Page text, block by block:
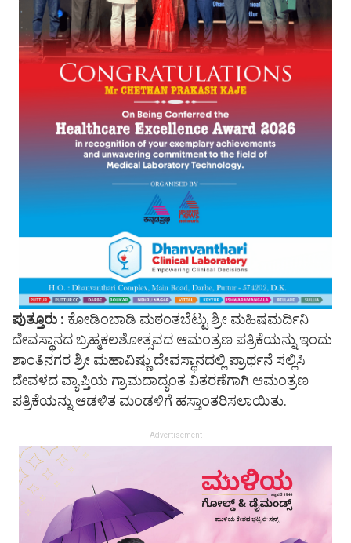
ಪುತ್ತೂರು : ಕೋಡಿಂಬಾಡಿ ಮಠಂತಬೆಟ್ಟು ಶ್ರೀ ಮಹಿಷಮರ್ದಿನಿ
ದೇವಸ್ಥಾನದ ಬ್ರಹ್ಮಕಲಶೋತ್ಸವದ ಆಮಂತ್ರಣ ಪತ್ರಿಕೆಯನ್ನು ಇಂದು
ಶಾಂತಿನಗರ ಶ್ರೀ ಮಹಾವಿಷ್ಣು ದೇವಸ್ಥಾನದಲ್ಲಿ ಪ್ರಾರ್ಥನೆ ಸಲ್ಲಿಸಿ
ದೇವಳದ ವ್ಯಾಪ್ತಿಯ ಗ್ರಾಮದಾದ್ಯಂತ ವಿತರಣೆಗಾಗಿ ಆಮಂತ್ರಣ
ಪತ್ರಿಕೆಯನ್ನು ಆಡಳಿತ ಮಂಡಳಿಗೆ ಹಸ್ತಾಂತರಿಸಲಾಯಿತು.
Advertisement